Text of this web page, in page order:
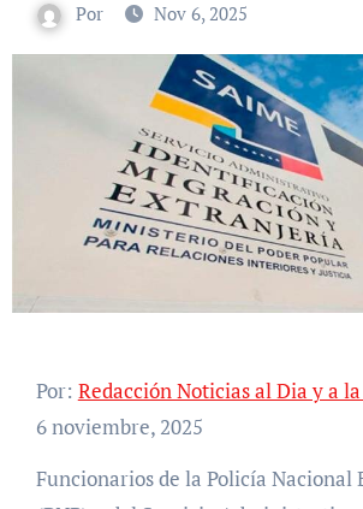
Por Nov 6, 2025
Por: Redacción Noticias al Dia y a
6 noviembre, 2025
Funcionarios de la Policía Nacional Bolivariana